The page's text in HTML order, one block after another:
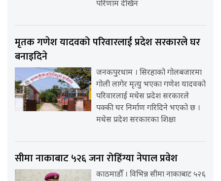
परिणाम देखिन
मृतक गणेश यादवको परिवारलाई प्रदेश सरकारले घर
बनाइदिने
जनकपुरधाम । सिरहाको गोलबजारमा
गोली लागेर मृत्यु भएका गणेश यादवको
परिवारलाई मधेस प्रदेश सरकारले
पक्की घर निर्माण गरिदिने भएको छ ।
मधेस प्रदेश सरकारका शिक्षा
सीमा नाकाबाट ५२६ जना रोहिंग्या नेपाल प्रवेश
काठमाडौँ । विभिन्न सीमा नाकाबाट ५२६